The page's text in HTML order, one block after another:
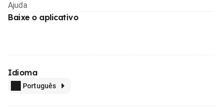
Ajuda
Baixe o aplicativo
Idioma
Português